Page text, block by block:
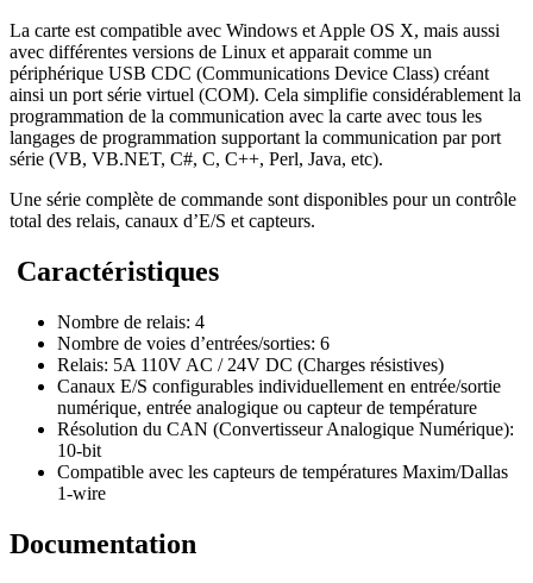
La carte est compatible avec Windows et Apple OS X, mais aussi
avec différentes versions de Linux et apparait comme un
périphérique USB CDC (Communications Device Class) créant
ainsi un port série virtuel (COM). Cela simplifie considérablement la
programmation de la communication avec la carte avec tous les
langages de programmation supportant la communication par port
série (VB, VB.NET, C#, C, C++, Perl, Java, etc).
Une série complète de commande sont disponibles pour un contrôle
total des relais, canaux d’E/S et capteurs.
Caractéristiques
Nombre de relais: 4
Nombre de voies d’entrées/sorties: 6
Relais: 5A 110V AC / 24V DC (Charges résistives)
Canaux E/S configurables individuellement en entrée/sortie
numérique, entrée analogique ou capteur de température
Résolution du CAN (Convertisseur Analogique Numérique):
10-bit
Compatible avec les capteurs de températures Maxim/Dallas
1-wire
Documentation